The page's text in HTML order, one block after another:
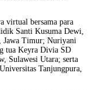
virtual bersama para
Santi Kusuma Dewi,
Jawa Timur; Nuriyani
tua Keyra Divia SD
Sulawesi Utara; serta
Tanjungpura,